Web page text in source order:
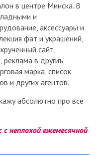
в центре Минска. В
и
аксессуары и
фат и украшений,
сайт,
реклама в другиъ
марка, список
и других агентов.
абсолютно про все
с неплохой ежемесячной